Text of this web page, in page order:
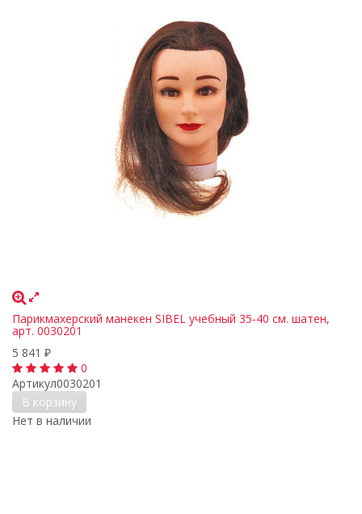
Парикмахерский манекен SIBEL учебный 35-40 см. шатен,
арт. 0030201
5 841
₽
0
Артикул0030201
В корзину
Нет в наличии